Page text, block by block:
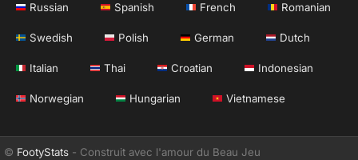
Russian Spanish French Romanian
Swedish Polish German Dutch
Italian Thai Croatian Indonesian
Norwegian Hungarian Vietnamese
© FootyStats - Construit avec l'amour du Beau Jeu